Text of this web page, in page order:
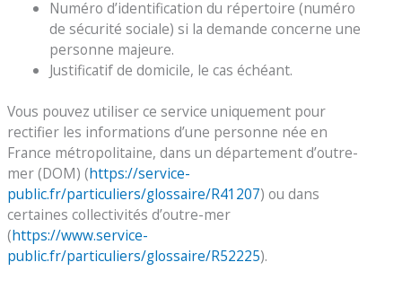
Numéro d’identification du répertoire (numéro
de sécurité sociale) si la demande concerne une
personne majeure.
Justificatif de domicile, le cas échéant.
Vous pouvez utiliser ce service uniquement pour
rectifier les informations d’une personne née en
France métropolitaine, dans un département d’outre-
mer (DOM) (https://service-
public.fr/particuliers/glossaire/R41207) ou dans
certaines collectivités d’outre-mer
(https://www.service-
public.fr/particuliers/glossaire/R52225).